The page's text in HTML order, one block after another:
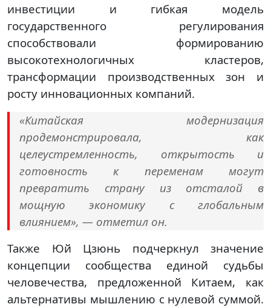
инвестиции и гибкая модель
государственного регулирования
способствовали формированию
высокотехнологичных кластеров,
трансформации производственных зон и
росту инновационных компаний.
«Китайская модернизация
продемонстрировала, как
целеустремленность, открытость и
готовность к переменам могут
превратить страну из отсталой в
мощную экономику с глобальным
влиянием», — отметил он.
Также Юй Цзюнь подчеркнул значение
концепции сообщества единой судьбы
человечества, предложенной Китаем, как
альтернативы мышлению с нулевой суммой.